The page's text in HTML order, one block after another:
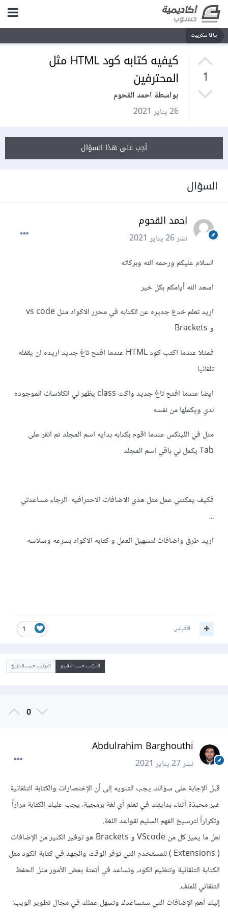
جافا سكريبت
1
كيفيه كتابه كود HTML مثل
المحترفين
بواسطة احمد القحوم
26 يناير 2021
أجب على هذا السؤال
السؤال
احمد القحوم
نشر26 يناير 2021
السلام عليكم ورحمه الله وبركاته
اسعد الله أيامكم بكل خير
اريد تعلم خدع جديره عن الكتابه في محرر الاكواد مثل vs code
و Brackets
فمثلا عندما اكتب كود HTML عندما افتح تاغ جديد اريده ان يقفله
تلقائيا
ايضا عندما افتح تاغ جديد واكت class يظهر لي الكلاسات الموجوده
لدي ويكملها من نفسه
مثل في اللينكس عندما اقوم بكتابه بدايه اسم المجلد ثم انقر على
Tab يكمل لي باقي اسم المجلد
فكيف يمكنني عمل مثل هذي الاضافات الاحترافيه الرجاء مساعدتي
...
اريد طرق واضافات لتسهيل العمل و كتابه الاكواد بسرعه وسلاسه
1 اقتباس
الترتيب حسب التقييم الترتيب حسب التاريخ
0
Abdulrahim Barghouthi
نشر27 يناير 2021
قبل الإجابة على سؤالك يجب التنويه إلى أن الإختصارات والكتابة التلقائية
غير محبذة أثناء بدايتك في تعلم أي لغة برمجية، يجب عليك الكتابة مراراً
وتكراراً لترسيخ الفهم السليم لقواعد اللغة.
لعل ما يميز كل من VScode و Brackets هو توفير الكثير من الإضافات
( Extensions ) للمستخدم التي توفر الوقت والجهد في كتابة الكود مثل
الكتابة التلقائية وتنظيم الكود، وتساعد في أتمتة بعض الأمور مثل الحفظ
التلقائي للملف.
إليك أهم الإضافات التي ستساعدك وتسهل عملك في مجال تطوير الويب: